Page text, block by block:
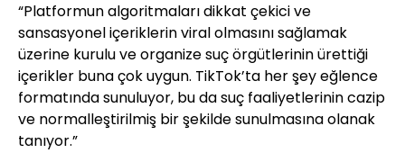
“Platformun algoritmaları dikkat çekici ve
sansasyonel içeriklerin viral olmasını sağlamak
üzerine kurulu ve organize suç örgütlerinin ürettiği
içerikler buna çok uygun. TikTok’ta her şey eğlence
formatında sunuluyor, bu da suç faaliyetlerinin cazip
ve normalleştirilmiş bir şekilde sunulmasına olanak
tanıyor.”